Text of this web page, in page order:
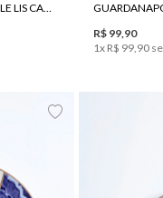
TOALHA DE MESA JAPÃO LE LIS CASA E JRJ TECIDOS
R$ 99 90
1x R$ 99 90